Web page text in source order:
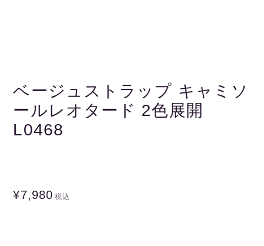
ベージュストラップ キャミソ
ールレオタード 2色展開
L0468
¥7,980 税込